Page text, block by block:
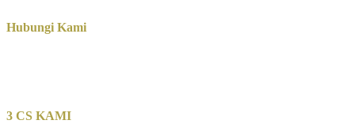
Hubungi Kami
3 CS KAMI